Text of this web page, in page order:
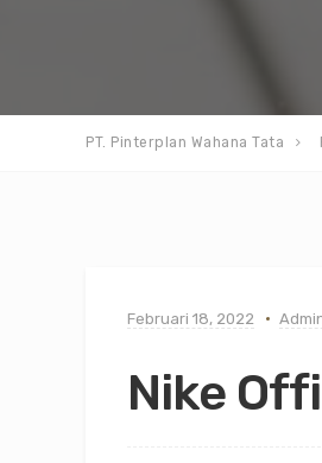
PT. Pinterplan Wahana Tata
Februari 18, 2022
Nike